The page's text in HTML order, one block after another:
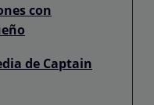
con
de Captain